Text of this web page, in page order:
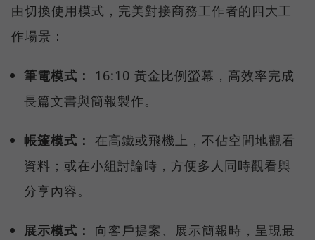
由切換使用模式，完美對接商務工作者的四大工
作場景：
筆電模式：
16:10 黃金比例螢幕，高效率完成
長篇文書與簡報製作。
帳篷模式： 在高鐵或飛機上，不佔空間地觀看
資料；或在小組討論時，方便多人同時觀看與
分享內容。
展示模式：
向客戶提案、展示簡報時，呈現最